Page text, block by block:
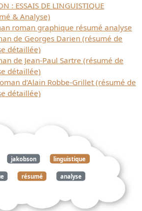
: ESSAIS DE LINGUISTIQUE
& Analyse)
roman graphique résumé analyse
de Georges Darien (résumé de
détaillée)
de Jean-Paul Sartre (résumé de
détaillée)
d'Alain Robbe-Grillet (résumé de
détaillée)
jakobson linguistique
résumé analyse